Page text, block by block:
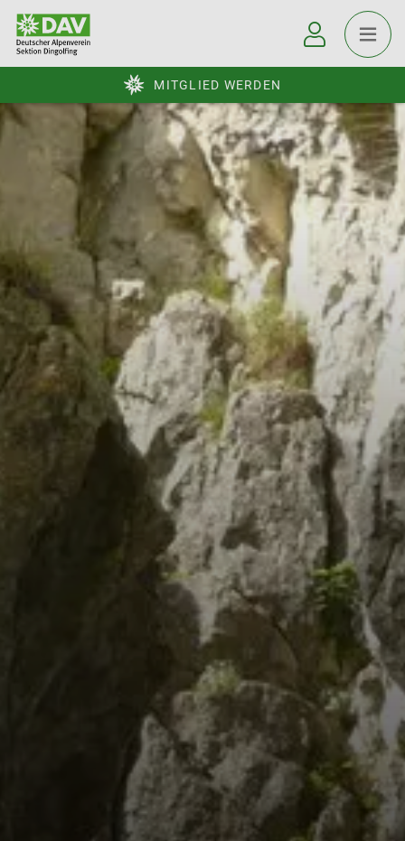
MITGLIED WERDEN